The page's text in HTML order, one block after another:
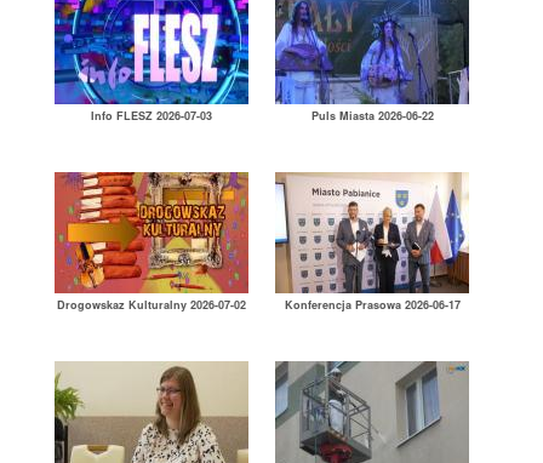
Info FLESZ 2026-07-03 Puls Miasta 2026-06-22
Drogowskaz Kulturalny 2026-07-02 Konferencja Prasowa 2026-06-17